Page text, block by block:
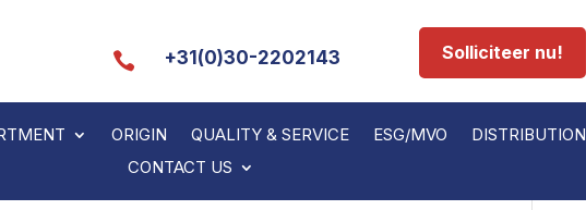
 +31(0)30-2202143 Solliciteer nu!
ORIGIN QUALITY & SERVICE ESG/MVO DISTRIBUTION
CONTACT US